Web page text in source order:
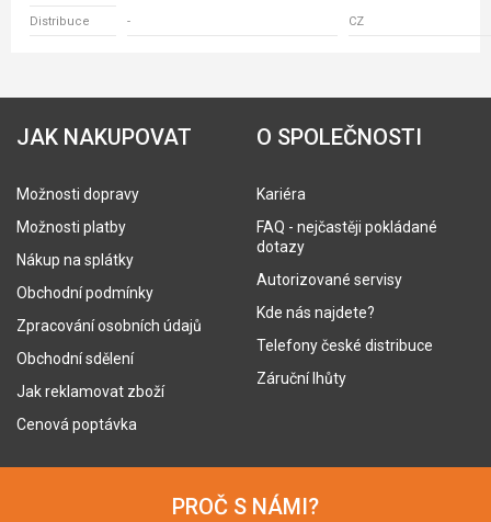
Distribuce - CZ
JAK NAKUPOVAT
Možnosti dopravy
Možnosti platby
Nákup na splátky
Obchodní podmínky
Zpracování osobních údajů
Obchodní sdělení
Jak reklamovat zboží
Cenová poptávka
O SPOLEČNOSTI
Kariéra
FAQ - nejčastěji pokládané
dotazy
Autorizované servisy
Kde nás najdete?
Telefony české distribuce
Záruční lhůty
PROČ S NÁMI?